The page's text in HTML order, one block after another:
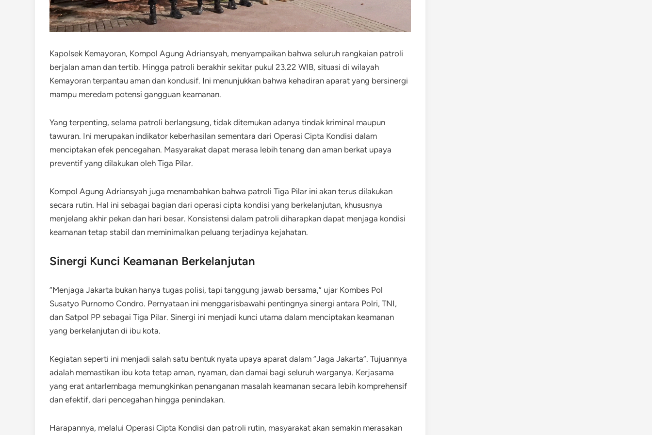
Kapolsek Kemayoran, Kompol Agung Adriansyah, menyampaikan bahwa seluruh rangkaian patroli
berjalan aman dan tertib. Hingga patroli berakhir sekitar pukul 23.22 WIB, situasi di wilayah
Kemayoran terpantau aman dan kondusif. Ini menunjukkan bahwa kehadiran aparat yang bersinergi
mampu meredam potensi gangguan keamanan.
Yang terpenting, selama patroli berlangsung, tidak ditemukan adanya tindak kriminal maupun
tawuran. Ini merupakan indikator keberhasilan sementara dari Operasi Cipta Kondisi dalam
menciptakan efek pencegahan. Masyarakat dapat merasa lebih tenang dan aman berkat upaya
preventif yang dilakukan oleh Tiga Pilar.
Kompol Agung Adriansyah juga menambahkan bahwa patroli Tiga Pilar ini akan terus dilakukan
secara rutin. Hal ini sebagai bagian dari operasi cipta kondisi yang berkelanjutan, khususnya
menjelang akhir pekan dan hari besar. Konsistensi dalam patroli diharapkan dapat menjaga kondisi
keamanan tetap stabil dan meminimalkan peluang terjadinya kejahatan.
Sinergi Kunci Keamanan Berkelanjutan
“Menjaga Jakarta bukan hanya tugas polisi, tapi tanggung jawab bersama,” ujar Kombes Pol
Susatyo Purnomo Condro. Pernyataan ini menggarisbawahi pentingnya sinergi antara Polri, TNI,
dan Satpol PP sebagai Tiga Pilar. Sinergi ini menjadi kunci utama dalam menciptakan keamanan
yang berkelanjutan di ibu kota.
Kegiatan seperti ini menjadi salah satu bentuk nyata upaya aparat dalam “Jaga Jakarta”. Tujuannya
adalah memastikan ibu kota tetap aman, nyaman, dan damai bagi seluruh warganya. Kerjasama
yang erat antarlembaga memungkinkan penanganan masalah keamanan secara lebih komprehensif
dan efektif, dari pencegahan hingga penindakan.
Harapannya, melalui Operasi Cipta Kondisi dan patroli rutin, masyarakat akan semakin merasakan